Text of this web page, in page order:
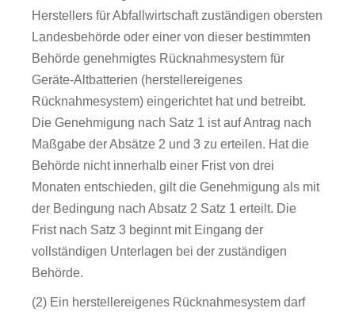
Herstellers für Abfallwirtschaft zuständigen obersten
Landesbehörde oder einer von dieser bestimmten
Behörde genehmigtes Rücknahmesystem für
Geräte-Altbatterien (herstellereigenes
Rücknahmesystem) eingerichtet hat und betreibt.
Die Genehmigung nach Satz 1 ist auf Antrag nach
Maßgabe der Absätze 2 und 3 zu erteilen. Hat die
Behörde nicht innerhalb einer Frist von drei
Monaten entschieden, gilt die Genehmigung als mit
der Bedingung nach Absatz 2 Satz 1 erteilt. Die
Frist nach Satz 3 beginnt mit Eingang der
vollständigen Unterlagen bei der zuständigen
Behörde.
(2) Ein herstellereigenes Rücknahmesystem darf